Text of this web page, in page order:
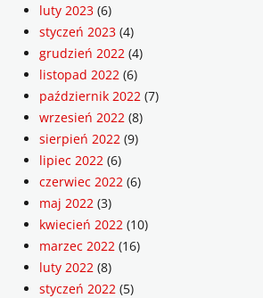
luty 2023 (6)
styczeń 2023 (4)
grudzień 2022 (4)
listopad 2022 (6)
październik 2022 (7)
wrzesień 2022 (8)
sierpień 2022 (9)
lipiec 2022 (6)
czerwiec 2022 (6)
maj 2022 (3)
kwiecień 2022 (10)
marzec 2022 (16)
luty 2022 (8)
styczeń 2022 (5)